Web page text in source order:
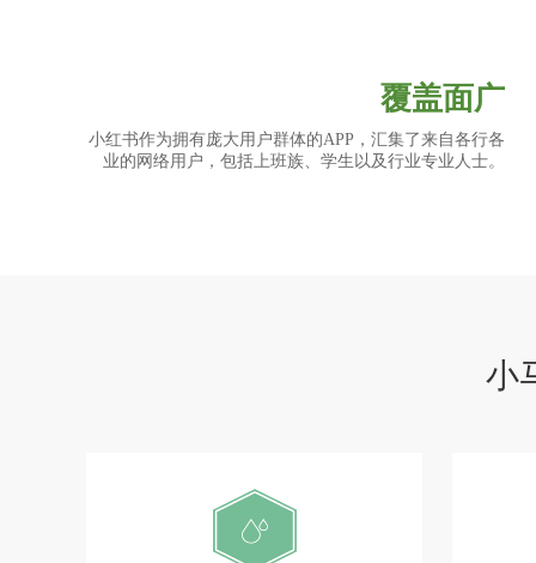
覆盖面广
小红书作为拥有庞大用户群体的APP，汇集了来自各行各
业的网络用户，包括上班族、学生以及行业专业人士。
小